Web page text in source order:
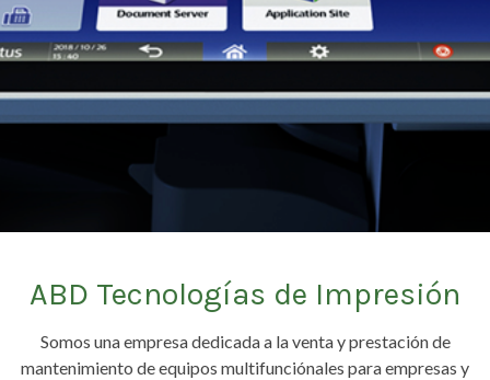
ABD Tecnologías de Impresión
Somos una empresa dedicada a la venta y prestación de
mantenimiento de equipos multifunciónales para empresas y